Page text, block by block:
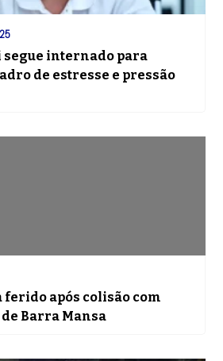
internado para
de estresse e pressão
após colisão com
Barra Mansa